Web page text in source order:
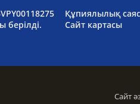
берілді.
Құпиялылық
Сайт картасы
Сайт